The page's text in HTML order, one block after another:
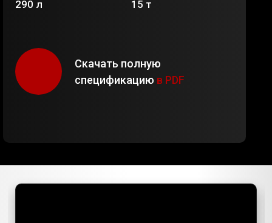
Скачать полную
спецификацию в PDF
15 т
290 л